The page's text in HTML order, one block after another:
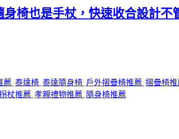
身椅也是手杖，快速收合設計不
薦 泰達椅 泰達隨身椅 戶外摺疊椅推薦 摺疊椅推
杖推薦 孝親禮物推薦 隨身椅推薦